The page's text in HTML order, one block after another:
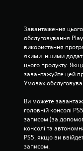
Завантаження
обслуговування
використання
якими іншими
цього продукту.
завантажуйте цей
Умовах
Ви можете
головній консолі
записом (за
консолі та
PS5, якщо ви
записом.